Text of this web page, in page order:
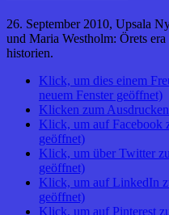
26. September 2010, Upsala
und Maria Westholm: Örets
historien.
Klick, um dies einem
neuem Fenster geöffnet)
Klicken zum
Klick, um auf Facebook
geöffnet)
Klick, um über Twitter
geöffnet)
Klick, um auf LinkedIn
geöffnet)
Klick, um auf Pinterest